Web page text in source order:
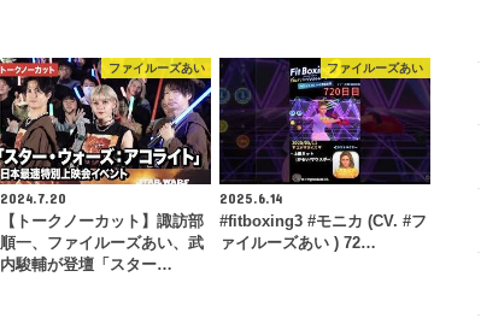
ファイルーズあい
2024.7.20
【トークノーカット】諏訪部
順一、ファイルーズあい、武
内駿輔が登壇「スター…
ファイルーズあい
2025.6.14
#fitboxing3 #モニカ (CV. #フ
ァイルーズあい ) 72…